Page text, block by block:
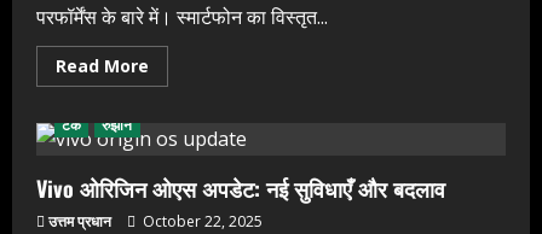
परफॉर्मेंस के बारे में। स्मार्टफोन का विस्तृत...
Read More
more
फीचर्स
के
Vivo
V50
टेक रुझान
Vivo ओरिजिन ओएस अपडेट: नई सुविधाएँ और बदलाव
उत्तम प्रधान October 22, 2025